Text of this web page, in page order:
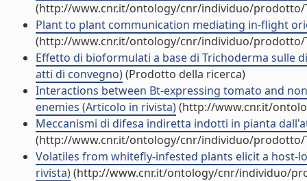
(http://www.cnr.it/ontology/cnr/individuo/prodotto/
Plant to plant communication mediating in-flight
(http://www.cnr.it/ontology/cnr/individuo/prodotto/
Effetto di bioformulati a base di Trichoderma sulle
atti di convegno)(Prodotto della ricerca)
Interactions between Bt-expressing tomato and
enemies (Articolo in rivista)(http://www.cnr.it/
Meccanismi di difesa indiretta indotti in pianta
(http://www.cnr.it/ontology/cnr/individuo/prodotto/
Volatiles from whitefly-infested plants elicit a host-
rivista)(http://www.cnr.it/ontology/cnr/individuo/